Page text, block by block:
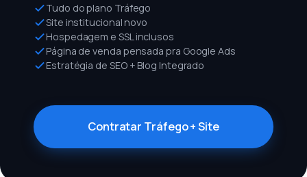
Tudo do plano Tráfego
Site institucional novo
Hospedagem e SSL inclusos
Página de venda pensada pra Google Ads
Estratégia de SEO + Blog Integrado
Contratar Tráfego + Site